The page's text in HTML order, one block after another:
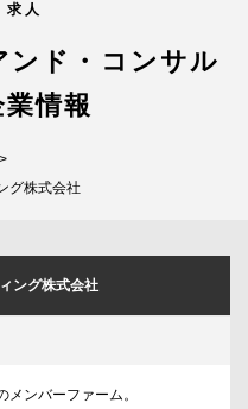
求人
ンド・コンサル
情報
グ株式会社
ング株式会社
ンバーファーム。